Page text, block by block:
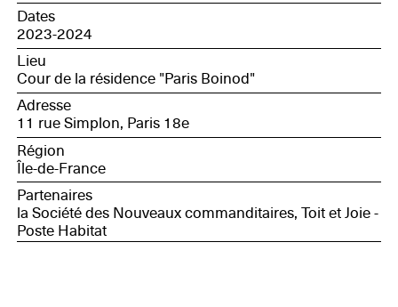
Dates
2023-2024
Lieu
Cour de la résidence "Paris Boinod"
Adresse
11 rue Simplon, Paris 18e
Région
Île-de-France
Partenaires
la Société des Nouveaux commanditaires, Toit et Joie -
Poste Habitat